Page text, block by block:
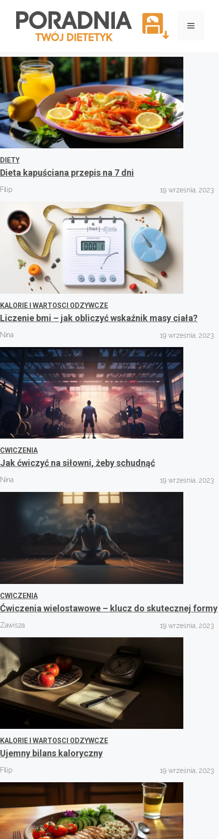
Menu
DIETY
Dieta kapuściana przepis na 7 dni
Filip 19 września, 2023
KALORIE I WARTOSCI ODZYWCZE
Liczenie bmi – jak obliczyć wskaźnik masy ciała?
Nina 19 września, 2023
CWICZENIA
Jak ćwiczyć na siłowni, żeby schudnąć
Nina 19 września, 2023
CWICZENIA
Ćwiczenia wielostawowe – klucz do skutecznej formy
Zawisza 19 września, 2023
KALORIE I WARTOSCI ODZYWCZE
Ujemny bilans kaloryczny
Filip 19 września, 2023